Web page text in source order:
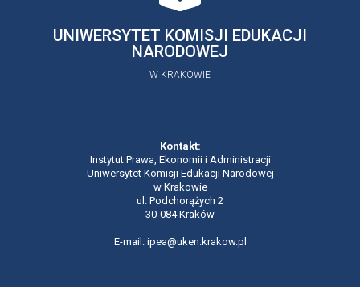
UNIWERSYTET KOMISJI EDUKACJI
NARODOWEJ
W KRAKOWIE
Kontakt:
Instytut Prawa, Ekonomii i Administracji
Uniwersytet Komisji Edukacji Narodowej
w Krakowie
ul. Podchorążych 2
30-084 Kraków
E-mail: ipea@uken.krakow.pl